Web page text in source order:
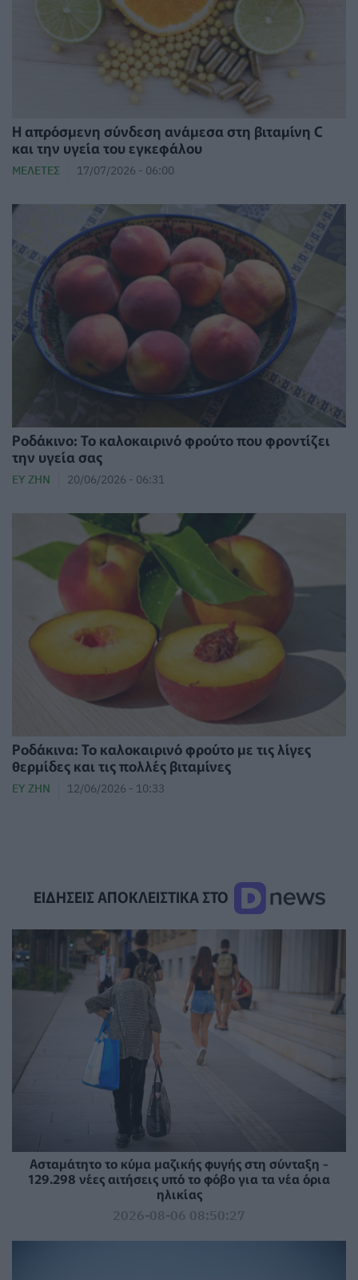
Η απρόσμενη σύνδεση ανάμεσα στη βιταμίνη C
και την υγεία του εγκεφάλου
ΜΕΛΈΤΕΣ 17/07/2026 - 06:00
Ροδάκινο: Το καλοκαιρινό φρούτο που φροντίζει
την υγεία σας
ΕΥ ΖΗΝ 20/06/2026 - 06:31
Ροδάκινα: Το καλοκαιρινό φρούτο με τις λίγες
θερμίδες και τις πολλές βιταμίνες
ΕΥ ΖΗΝ 12/06/2026 - 10:33
ΕΙΔΗΣΕΙΣ ΑΠΟΚΛΕΙΣΤΙΚΑ ΣΤΟ
Ασταμάτητο το κύμα μαζικής φυγής στη σύνταξη -
129.298 νέες αιτήσεις υπό το φόβο για τα νέα όρια
ηλικίας
2026-08-06 08:50:27